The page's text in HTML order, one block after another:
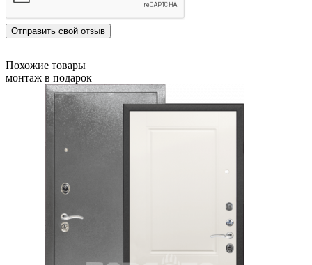
Отправить свой отзыв
Похожие товары
монтаж в подарок